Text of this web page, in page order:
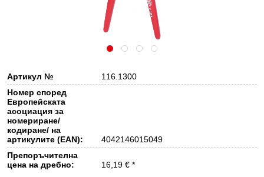
Артикул №
116.1300
Номер според
Европейската
асоциация за
номериране/
кодиране/ на
артикулите (EAN):
4042146015049
Препоръчителна
цена на дребно:
16,19 € *